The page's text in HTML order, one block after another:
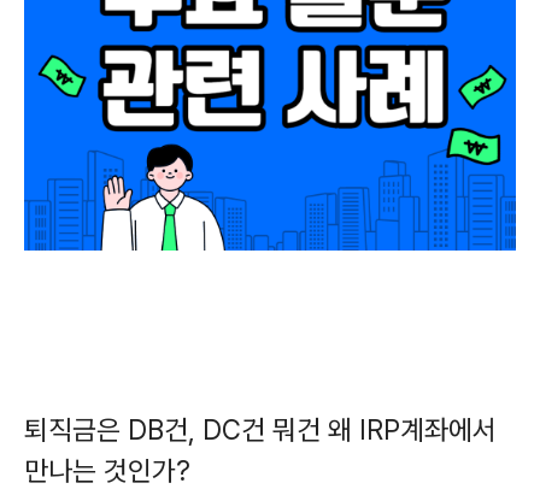
퇴직금은 DB건, DC건 뭐건 왜 IRP계좌에서
만나는 것인가?